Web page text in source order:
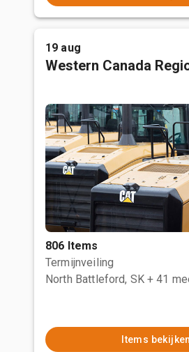
19 aug
Western Canada
806 Items
Termijnveiling
North Battleford, SK + 41
Items bekijken